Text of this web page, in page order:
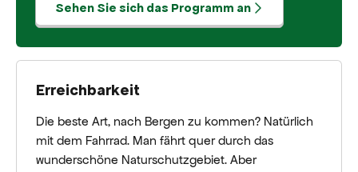
Sehen Sie sich das Programm an
Erreichbarkeit
Die beste Art, nach Bergen zu kommen? Natürlich
mit dem Fahrrad. Man fährt quer durch das
wunderschöne Naturschutzgebiet. Aber